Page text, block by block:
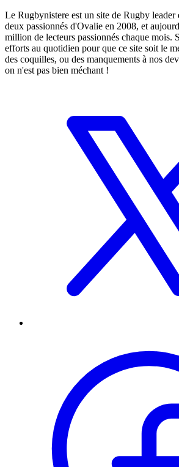
Le Rugbynistere est un site de Rugby leader
deux passionnés d'Ovalie en 2008, et
million de lecteurs passionnés chaque mois.
efforts au quotidien pour que ce site soit le
des coquilles, ou des manquements à nos
on n'est pas bien méchant !